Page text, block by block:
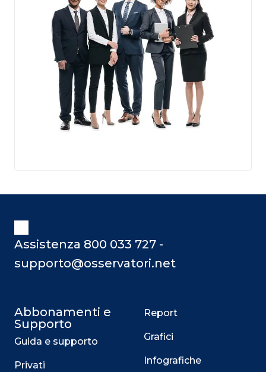
Assistenza 800 033 727 -
supporto@osservatori.net
Abbonamenti e
Supporto
Guida e supporto
Privati
Report
Grafici
Infografiche